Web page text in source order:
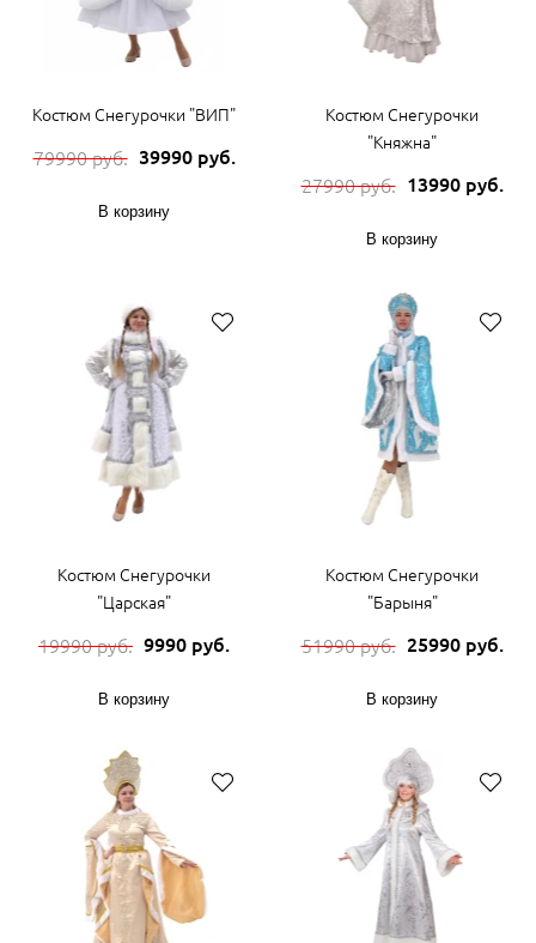
Костюм Снегурочки "ВИП"
79990 руб. 39990 руб.
В корзину
Костюм Снегурочки
"Княжна"
27990 руб. 13990 руб.
В корзину
Костюм Снегурочки
"Царская"
19990 руб. 9990 руб.
В корзину
Костюм Снегурочки
"Барыня"
51990 руб. 25990 руб.
В корзину